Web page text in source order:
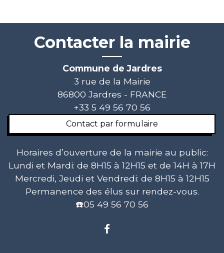
Contacter la mairie
Commune de Jardres
3 rue de la Mairie
86800 Jardres - FRANCE
+33 5 49 56 70 56
Contact par formulaire
Horaires d’ouverture de la mairie au public:
Lundi et Mardi: de 8H15 à 12H15 et de 14H à 17H
Mercredi, Jeudi et Vendredi: de 8H15 à 12H15
Permanence des élus sur rendez-vous.
☎️05 49 56 70 56